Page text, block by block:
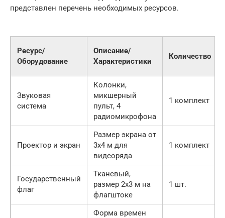
представлен перечень необходимых ресурсов.
Ресурс/
Оборудование
Описание/
Характеристики
Количество
Звуковая
система
Колонки,
микшерный
пульт, 4
радиомикрофона
1 комплект
Проектор и экран
Размер экрана от
3х4 м для
видеоряда
1 комплект
Государственный
флаг
Тканевый,
размер 2х3 м на
флагштоке
1 шт.
Форма времен